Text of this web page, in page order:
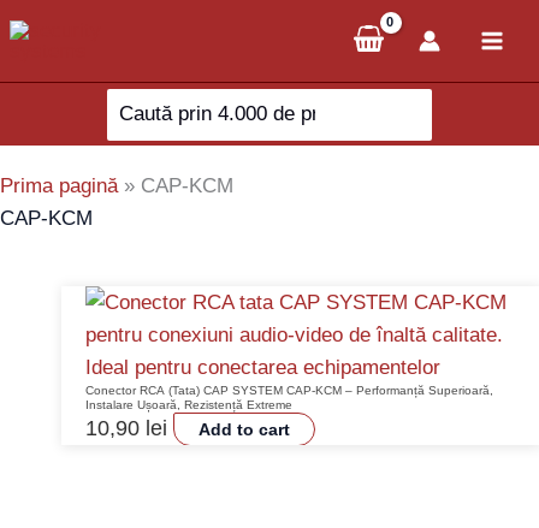
Skip
to
content
Search
for:
Prima pagină» CAP-KCM
CAP-KCM
Conector RCA (Tata) CAP SYSTEM CAP-KCM – Performanță Superioară,
Instalare Ușoară, Rezistență Extreme
10,90 lei Add to cart